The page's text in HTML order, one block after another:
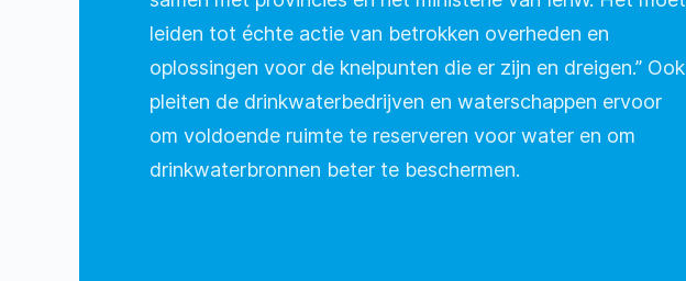
leiden tot échte actie van betrokken overheden en
oplossingen voor de knelpunten die er zijn en dreigen.” Ook
pleiten de drinkwaterbedrijven en waterschappen ervoor
om voldoende ruimte te reserveren voor water en om
drinkwaterbronnen beter te beschermen.